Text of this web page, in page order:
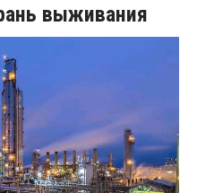
выживания